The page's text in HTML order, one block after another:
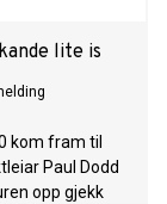
lite is
kom fram til
Paul Dodd
opp gjekk